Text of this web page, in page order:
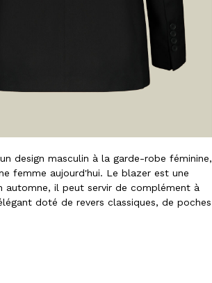
design masculin à la garde-robe féminine,
femme aujourd'hui. Le blazer est une
automne, il peut servir de complément à
doté de revers classiques, de poches